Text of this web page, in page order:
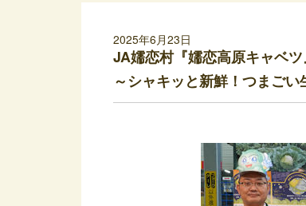
2025年6月23日
JA嬬恋村『嬬恋高原キャベ
～シャキッと新鮮！つまご